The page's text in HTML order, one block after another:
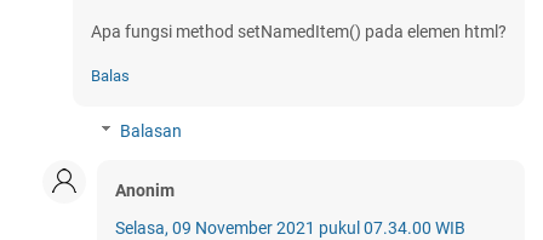
Apa fungsi method setNamedItem() pada elemen html?
Balas
Balasan
Anonim
Selasa, 09 November 2021 pukul 07.34.00 WIB